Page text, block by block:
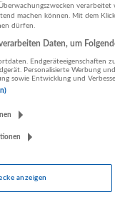
CONSULTING
bei Salzburg
| Herstellung
Verwaltung |
Dienstleistungen |
verarbeitet
machen können. Mit dem
dürfen.
Daten, um
Personalisierte Werbung
sowie Entwicklung und
anzeigen